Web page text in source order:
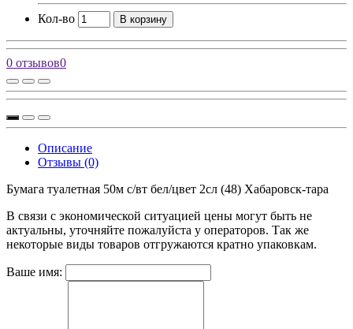
Кол-во В корзину
0 отзывов0
Описание
Отзывы (0)
Бумага туалетная 50м с/вт бел/цвет 2сл (48) Хабаровск-тара
В связи с экономической ситуацией цены могут быть не
актуальны, уточняйте пожалуйста у операторов. Так же
некоторые виды товаров отгружаются кратно упаковкам.
Ваше имя: